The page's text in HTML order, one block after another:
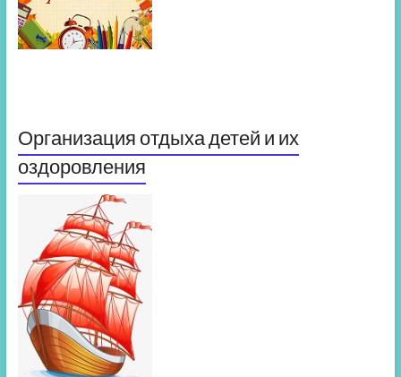
Организация отдыха детей и их
оздоровления